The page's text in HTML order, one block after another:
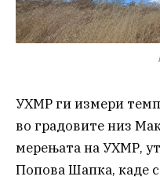
УХМР ги измери
во градовите низ
мерењата на УХМР,
Попова Шапка, каде